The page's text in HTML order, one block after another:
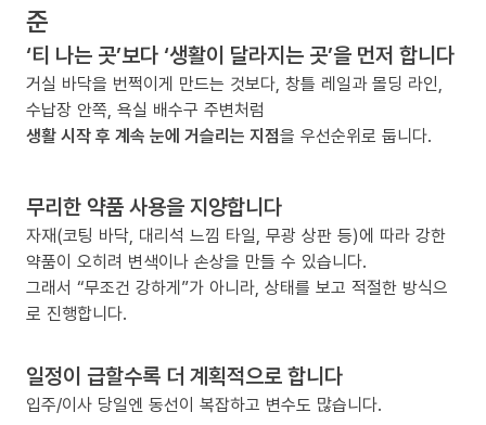
준
‘티 나는 곳’보다 ‘생활이 달라지는 곳’을 먼저 합니다
거실 바닥을 번쩍이게 만드는 것보다, 창틀 레일과 몰딩 라인,
수납장 안쪽, 욕실 배수구 주변처럼
생활 시작 후 계속 눈에 거슬리는 지점을 우선순위로 둡니다.
무리한 약품 사용을 지양합니다
자재(코팅 바닥, 대리석 느낌 타일, 무광 상판 등)에 따라 강한
약품이 오히려 변색이나 손상을 만들 수 있습니다.
그래서 “무조건 강하게”가 아니라, 상태를 보고 적절한 방식으
로 진행합니다.
일정이 급할수록 더 계획적으로 합니다
입주/이사 당일엔 동선이 복잡하고 변수도 많습니다.